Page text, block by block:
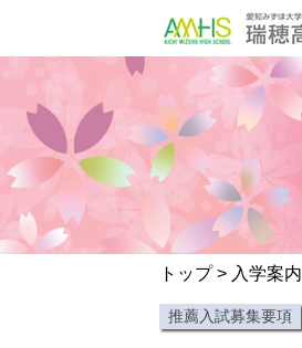
トップ> 入学案内
推薦入試募集要項